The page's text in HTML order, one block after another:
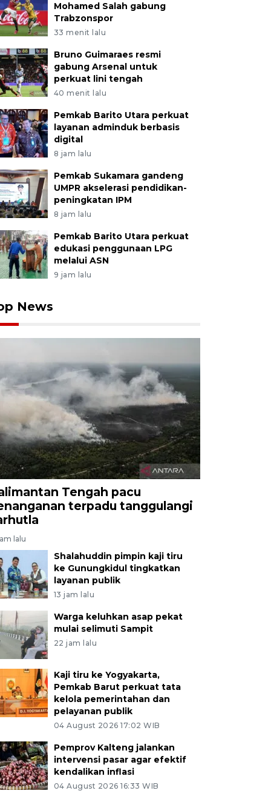
Mohamed Salah gabung
Trabzonspor
33 menit lalu
Bruno Guimaraes resmi
gabung Arsenal untuk
perkuat lini tengah
40 menit lalu
Pemkab Barito Utara perkuat
layanan adminduk berbasis
digital
8 jam lalu
Pemkab Sukamara gandeng
UMPR akselerasi pendidikan-
peningkatan IPM
8 jam lalu
Pemkab Barito Utara perkuat
edukasi penggunaan LPG
melalui ASN
9 jam lalu
News
Tengah pacu
terpadu tanggulangi
lalu
Shalahuddin pimpin kaji tiru
ke Gunungkidul tingkatkan
layanan publik
13 jam lalu
Warga keluhkan asap pekat
mulai selimuti Sampit
22 jam lalu
Kaji tiru ke Yogyakarta,
Pemkab Barut perkuat tata
kelola pemerintahan dan
pelayanan publik
04 August 2026 17:02 WIB
Pemprov Kalteng jalankan
intervensi pasar agar efektif
kendalikan inflasi
04 August 2026 16:33 WIB